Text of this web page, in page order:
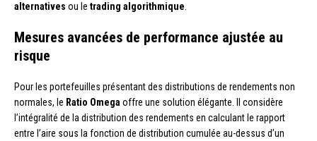
alternatives ou le trading algorithmique
Mesures avancées de performance ajustée au
risque
Pour les portefeuilles présentant des distributions de rendements non
normales, le Ratio Omega offre une solution élégante. Il considère
l’intégralité de la distribution des rendements en calculant le rapport
entre l’aire sous la fonction de distribution cumulée au-dessus d’un